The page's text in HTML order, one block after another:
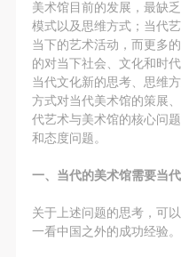
美术馆目前的发展，最缺
模式以及思维方式；当代
当下的艺术活动，而更多
的对当下社会、文化和时
当代文化新的思考、思维
方式对当代美术馆的策展
代艺术与美术馆的核心问
和态度问题。
一、当代的美术馆需要当
关于上述问题的思考，可
一看中国之外的成功经验。
识。
第二条
参加本次活动者必须遵
律、法规，必须遵循道
备以人为本、团结友爱
品质。
第三条
能力的人，18周岁以上
识。
第二条
参加本次活动者必须遵
律、法规，必须遵循道
备以人为本、团结友爱
品质。
第三条
能力的人，18周岁以上
识。
第二条
参加本次活动者必须遵
律、法规，必须遵循道
备以人为本、团结友爱
品质。
第三条
能力的人，18周岁以上